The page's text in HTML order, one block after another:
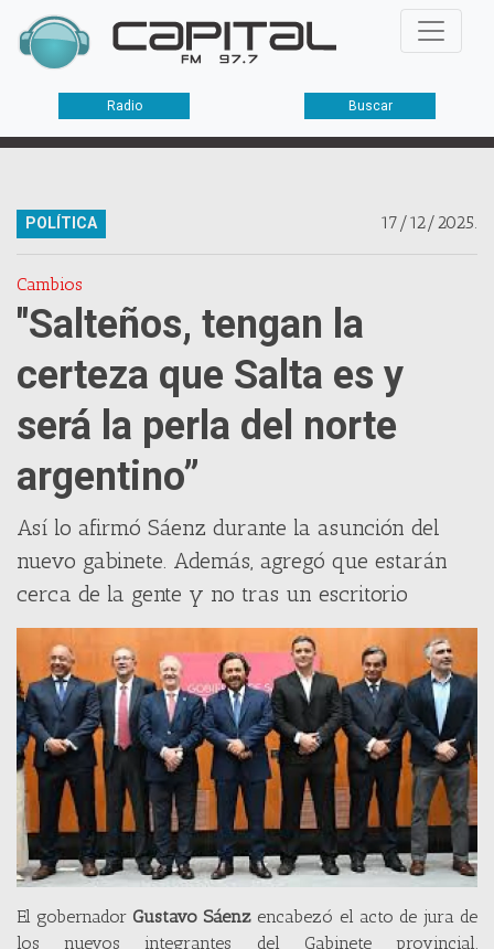
Radio Buscar
17/12/2025.
POLÍTICA
Cambios
"Salteños, tengan la
certeza que Salta es y
será la perla del norte
argentino”
Así lo afirmó Sáenz durante la asunción del
nuevo gabinete. Además, agregó que estarán
cerca de la gente y no tras un escritorio
El gobernador Gustavo Sáenz encabezó el acto de jura de
los nuevos integrantes del Gabinete provincial,